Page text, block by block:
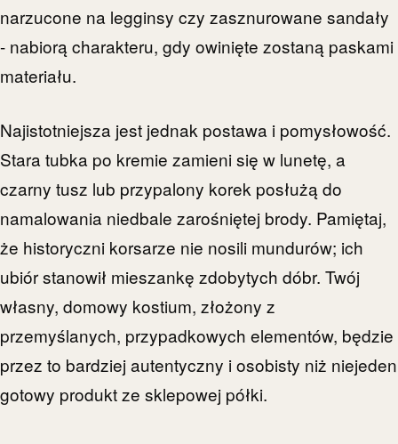
narzucone na legginsy czy zasznurowane sandały
- nabiorą charakteru, gdy owinięte zostaną paskami
materiału.
Najistotniejsza jest jednak postawa i pomysłowość.
Stara tubka po kremie zamieni się w lunetę, a
czarny tusz lub przypalony korek posłużą do
namalowania niedbale zarośniętej brody. Pamiętaj,
że historyczni korsarze nie nosili mundurów; ich
ubiór stanowił mieszankę zdobytych dóbr. Twój
własny, domowy kostium, złożony z
przemyślanych, przypadkowych elementów, będzie
przez to bardziej autentyczny i osobisty niż niejeden
gotowy produkt ze sklepowej półki.